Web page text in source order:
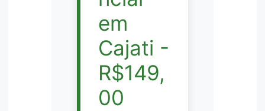
em
Cajati -
R$149,
00